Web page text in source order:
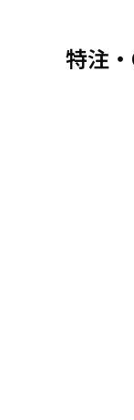
特注